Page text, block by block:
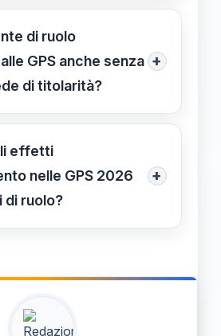
GPS di altre province,
i requisiti richiesti, e
durante le procedure
di ruolo
GPS anche senza
di titolarità?
+
alle GPS può
dati e migliorare il
modificare la sede
effetti
nelle GPS 2026
di ruolo?
+
di ruolo di essere
a future selezioni,
possibilità di mobilità e